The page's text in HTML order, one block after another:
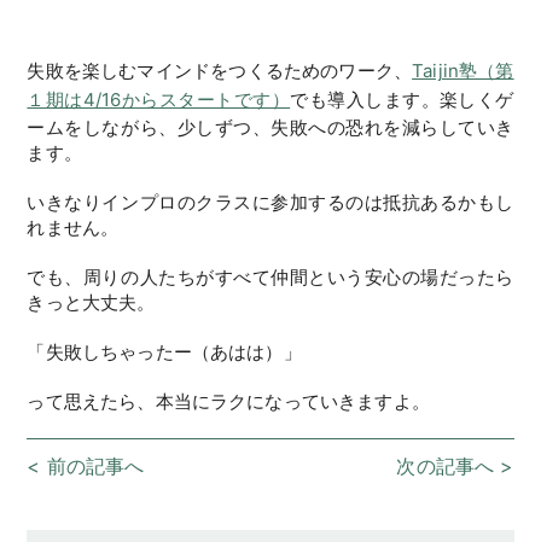
失敗を楽しむマインドをつくるためのワーク、Taijin塾（第
１期は4/16からスタートです） でも導入します。楽しくゲ
ームをしながら、少しずつ、失敗への恐れを減らしていき
ます。
いきなりインプロのクラスに参加するのは抵抗あるかもし
れません。
でも、周りの人たちがすべて仲間という安心の場だったら
きっと大丈夫。
「失敗しちゃったー（あはは）」
って思えたら、本当にラクになっていきますよ。
< 前の記事へ 次の記事へ >